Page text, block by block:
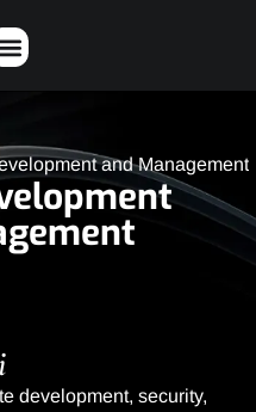
and Management
development, security,